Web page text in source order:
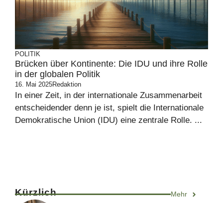
POLITIK
Brücken über Kontinente: Die IDU und ihre Rolle
in der globalen Politik
16. Mai 2025Redaktion
In einer Zeit, in der internationale Zusammenarbeit
entscheidender denn je ist, spielt die Internationale
Demokratische Union (IDU) eine zentrale Rolle. ...
Kürzlich Mehr